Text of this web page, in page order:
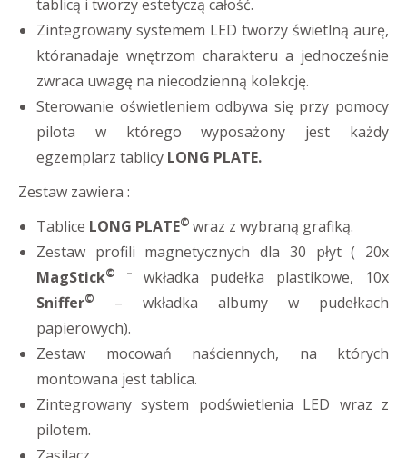
tablicą i tworzy estetyczą całość.
Zintegrowany systemem LED tworzy świetlną aurę,
któranadaje wnętrzom charakteru a jednocześnie
zwraca uwagę na niecodzienną kolekcję.
Sterowanie oświetleniem odbywa się przy pomocy
pilota w którego wyposażony jest każdy
egzemplarz tablicy LONG PLATE.
Zestaw zawiera :
Tablice LONG PLATE© wraz z wybraną grafiką.
Zestaw profili magnetycznych dla 30 płyt ( 20x
MagStick© – wkładka pudełka plastikowe, 10x
Sniffer©
– wkładka albumy w pudełkach
papierowych).
Zestaw mocowań naściennych, na których
montowana jest tablica.
Zintegrowany system podświetlenia LED wraz z
pilotem.